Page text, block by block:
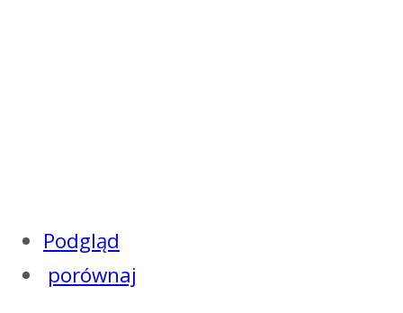
Podgląd
porównaj